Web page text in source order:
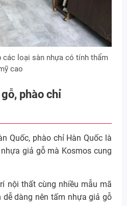
các loại sàn nhựa có tính thẩm
cao
phào chỉ
Quốc, phào chỉ Hàn Quốc là
giả gỗ mà Kosmos cung
nội thất cùng nhiều mẫu mã
dễ dàng nên tấm nhựa giả gỗ